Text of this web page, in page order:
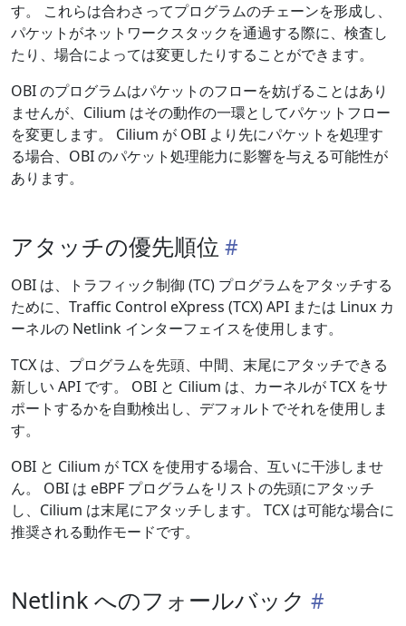
す。 これらは合わさってプログラムのチェーンを形成し、
パケットがネットワークスタックを通過する際に、検査し
たり、場合によっては変更したりすることができます。
OBI のプログラムはパケットのフローを妨げることはあり
ませんが、Cilium はその動作の一環としてパケットフロー
を変更します。 Cilium が OBI より先にパケットを処理す
る場合、OBI のパケット処理能力に影響を与える可能性が
あります。
アタッチの優先順位
OBI は、トラフィック制御 (TC) プログラムをアタッチする
ために、Traffic Control eXpress (TCX) API または Linux カ
ーネルの Netlink インターフェイスを使用します。
TCX は、プログラムを先頭、中間、末尾にアタッチできる
新しい API です。 OBI と Cilium は、カーネルが TCX をサ
ポートするかを自動検出し、デフォルトでそれを使用しま
す。
OBI と Cilium が TCX を使用する場合、互いに干渉しませ
ん。 OBI は eBPF プログラムをリストの先頭にアタッチ
し、Cilium は末尾にアタッチします。 TCX は可能な場合に
推奨される動作モードです。
Netlink へのフォールバック